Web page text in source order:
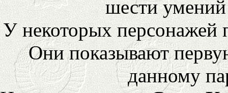
шести
У некоторых персонажей
Они показывают
данному